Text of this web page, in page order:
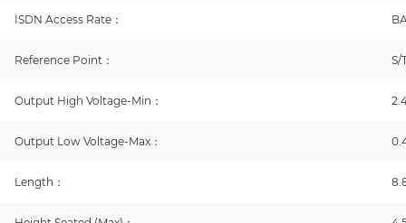
ISDN Access Rate：
Reference Point： S/
Output High Voltage-Min：
Output Low Voltage-Max：
Length：